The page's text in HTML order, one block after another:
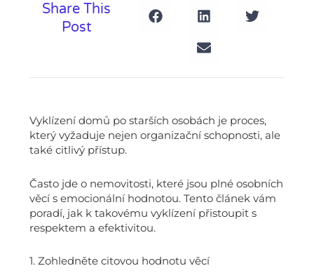
Share This
Post
Vyklízení domů po starších osobách je proces,
který vyžaduje nejen organizační schopnosti, ale
také citlivý přístup.
Často jde o nemovitosti, které jsou plné osobních
věcí s emocionální hodnotou. Tento článek vám
poradí, jak k takovému vyklízení přistoupit s
respektem a efektivitou.
1. Zohledněte citovou hodnotu věcí